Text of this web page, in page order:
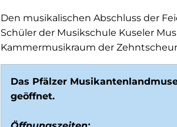
Den musikalischen Abschluss der
Schüler der Musikschule Kuseler
Kammermusikraum der
Das Pfälzer
geöffnet.